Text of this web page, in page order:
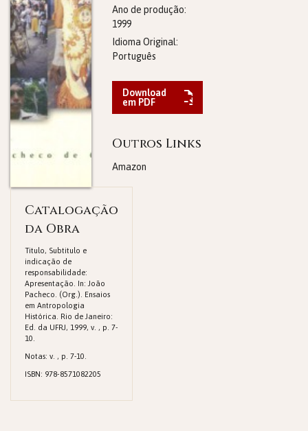
Ano de produção:
1999
Idioma Original:
Português
Download
em PDF
Outros Links
Amazon
Catalogação
da Obra
Titulo, Subtitulo e
indicação de
responsabilidade:
Apresentação. In: João
Pacheco. (Org.). Ensaios
em Antropologia
Histórica. Rio de Janeiro:
Ed. da UFRJ, 1999, v. , p. 7-
10.
Notas: v. , p. 7-10.
ISBN: 978-8571082205